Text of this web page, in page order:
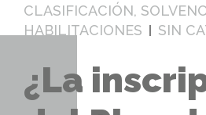
CLASIFICACIÓN,
HABILITACIONES
SIN
¿La